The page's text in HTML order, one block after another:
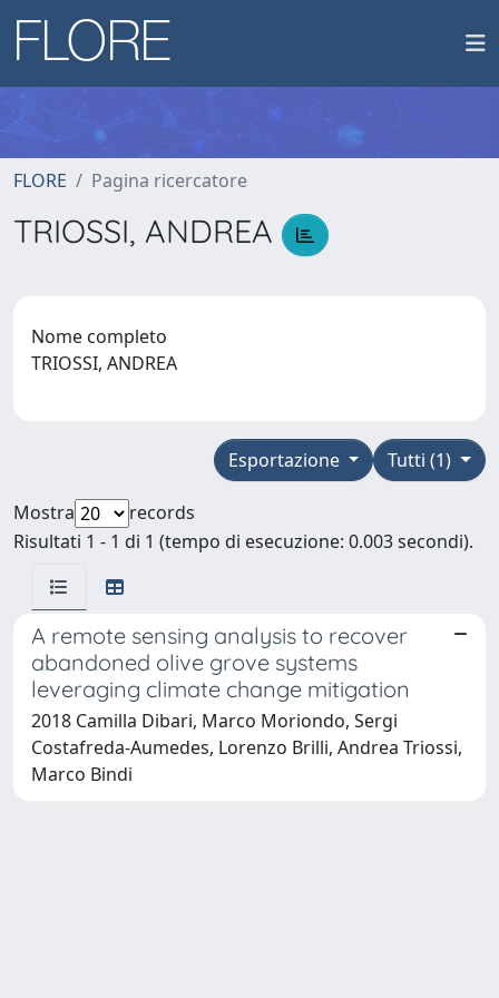
FLORE Pagina ricercatore
TRIOSSI, ANDREA
Nome completo
TRIOSSI, ANDREA
Tutti (1)
Esportazione
Mostra
records
Risultati 1 - 1 di 1 (tempo di esecuzione: 0.003 secondi).
A remote sensing analysis to recover
abandoned olive grove systems
leveraging climate change mitigation
2018 Camilla Dibari, Marco Moriondo, Sergi
Costafreda-Aumedes, Lorenzo Brilli, Andrea Triossi,
Marco Bindi